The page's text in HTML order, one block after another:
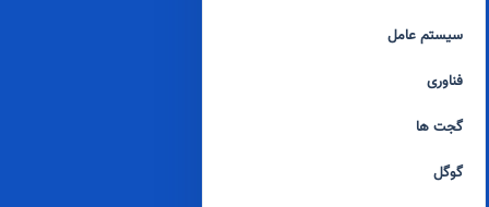
سیستم عامل
فناوری
گجت ها
گوگل